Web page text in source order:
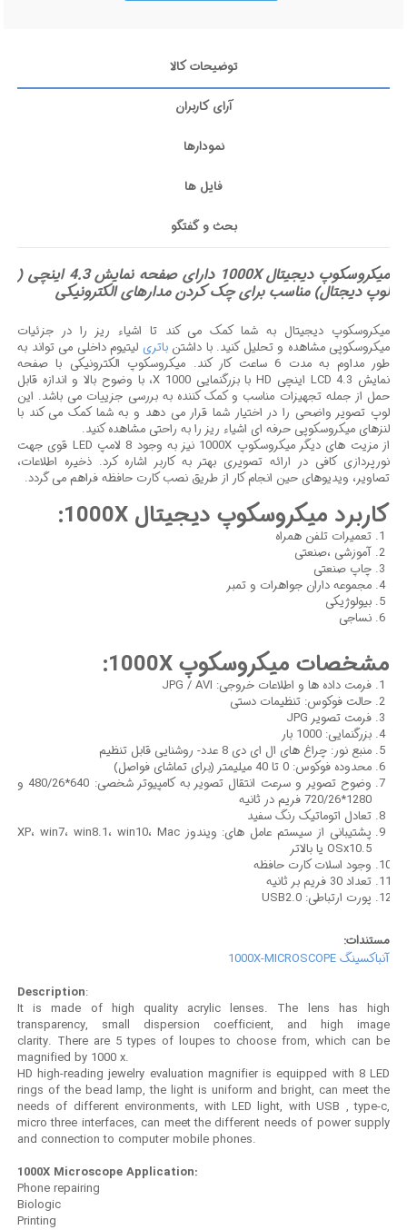
توضیحات کالا
آرای کاربران
نمودارها
فایل ها
بحث و گفتگو
میکروسکوپ دیجیتال 1000X دارای صفحه نمایش 4.3 اینچی (
لوپ دیجتال) مناسب برای چک کردن مدارهای الکترونیکی
میکروسکوپ دیجیتال به شما کمک می کند تا اشیاء ریز را در جزئیات
میکروسکوپی مشاهده و تحلیل کنید. با داشتن باتری لیتیوم داخلی می تواند به
طور مداوم به مدت 6 ساعت کار کند
. میکروسکوپ الکترونیکی با صفحه
نمایشLCD 4.3 اینچی HD با بزرگنمایی 1000 X، با وضوح بالا و اندازه قابل
حمل از جمله تجهیزات مناسب و کمک کننده به بررسی جزییات می باشد. این
لوپ تصویر واضحی را در اختیار شما قرار می دهد و به شما کمک می کند با
لنزهای میکروسکوپی حرفه ای اشیاء ریز را به راحتی مشاهده کنید.
از مزیت های دیگر میکروسکوپ 1000Xنیز به وجود 8 لامپ LED قوی جهت
نورپردازی کافی در ارائه تصویری بهتر به کاربر اشاره کرد. ذخیره اطلاعات،
تصاویر، ویدیوهای حین انجام کار از طریق نصب کارت حافظه فراهم می گردد.
کاربرد میکروسکوپ دیجیتال 1000X:
تعمیرات تلفن همراه
آموزشی ،صنعتی
چاپ صنعتی
مجموعه داران جواهرات و تمبر
بیولوژیکی
نساجی
مشخصات میکروسکوپ 1000X:
فرمت داده ها و اطلاعات خروجی: JPG / AVI
حالت فوکوس: تنظیمات دستی
فرمت تصویر JPG
بزرگنمایی: 1000 بار
منبع نور: چراغ های ال ای دی 8 عدد- روشنایی قابل تنظیم
محدوده فوکوس: 0 تا 40 میلیمتر (برای تماشای فواصل)
وضوح تصویر و سرعت انتقال تصویر به کامپیوتر شخصی: 640*480/26 و
1280*720/26 فریم در ثانیه
تعادل اتوماتیک رنگ سفید
پشتیبانی از سیستم عامل های: ویندوز XP، win7، win8.1، win10، Mac
OSx10.5 یا بالاتر
وجود اسلات کارت حافظه
تعداد 30 فریم بر ثانیه
پورت ارتباطی: USB2.0
مستندات:
آنباکسینگ 1000X-MICROSCOPE
Description:
It is made of high quality acrylic lenses. The lens has high
transparency, small dispersion coefficient, and high image
clarity. There are 5 types of loupes to choose from, which can be
magnified by 1000 x.
HD high-reading jewelry evaluation magnifier is equipped with 8 LED
rings of the bead lamp, the light is uniform and bright, can meet the
needs of different environments, with LED light, with USB , type-c,
micro three interfaces, can meet the different needs of power supply
and connection to computer mobile phones.
1000X Microscope Application:
Phone repairing
Biologic
Printing